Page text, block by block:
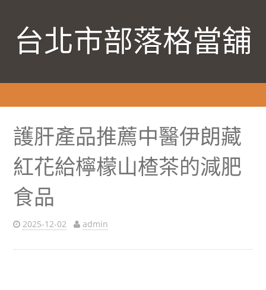
台北市部落格當舖
護肝產品推薦中醫伊朗藏
紅花給檸檬山楂茶的減肥
食品
2025-12-02 admin